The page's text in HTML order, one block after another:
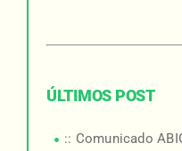
ÚLTIMOS POST
:: Comunicado